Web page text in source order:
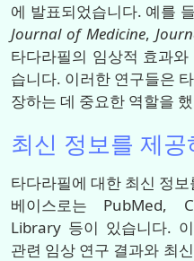
에 발표되었습니다. 예를
Journal of Medicine,
타다라필의 임상적 효과
습니다. 이러한 연구들은
장하는 데 중요한 역할을
최신 정보를 제
타다라필에 대한 최신 정
베이스로는 PubMed,
Library 등이 있습니다.
관련 임상 연구 결과와 최